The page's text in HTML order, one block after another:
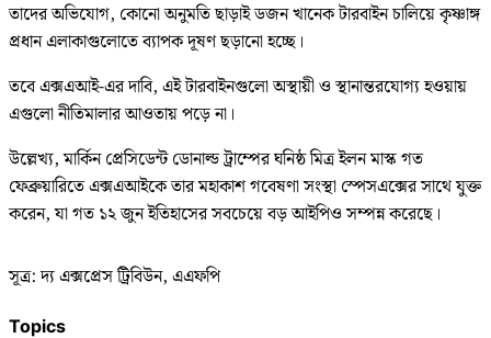
তাদের অভিযোগ, কোনো অনুমতি ছাড়াই ডজন খানেক টারবাইন চালিয়ে কৃষ্ণাঙ্গ
প্রধান এলাকাগুলোতে ব্যাপক দূষণ ছড়ানো হচ্ছে।
তবে এক্সএআই-এর দাবি, এই টারবাইনগুলো অস্থায়ী ও স্থানান্তরযোগ্য হওয়ায়
এগুলো নীতিমালার আওতায় পড়ে না।
উল্লেখ্য, মার্কিন প্রেসিডেন্ট ডোনাল্ড ট্রাম্পের ঘনিষ্ঠ মিত্র ইলন মাস্ক গত
ফেব্রুয়ারিতে এক্সএআইকে তার মহাকাশ গবেষণা সংস্থা স্পেসএক্সের সাথে যুক্ত
করেন, যা গত ১২ জুন ইতিহাসের সবচেয়ে বড় আইপিও সম্পন্ন করেছে।
সূত্র: দ্য এক্সপ্রেস ট্রিবিউন, এএফপি
Topics